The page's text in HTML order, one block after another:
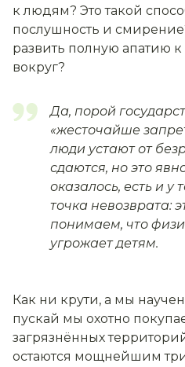
к людям? Это такой
послушность и
развить полную апатию
вокруг?
Да, порой
«жесточайше
люди устают от
сдаются, но это
оказалось, есть и у
точка невозврата:
понимаем, что
угрожает детям.
Как ни крути, а мы
пускай мы охотно
загрязнённых
остаются мощнейшим